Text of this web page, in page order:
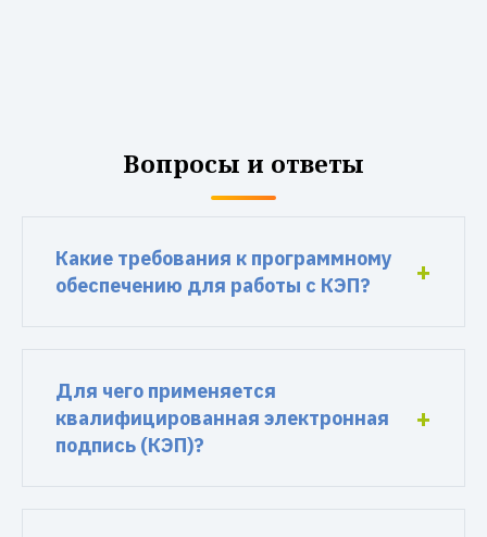
Вопросы и ответы
Какие требования к программному
обеспечению для работы с КЭП?
Для чего применяется
квалифицированная электронная
подпись (КЭП)?